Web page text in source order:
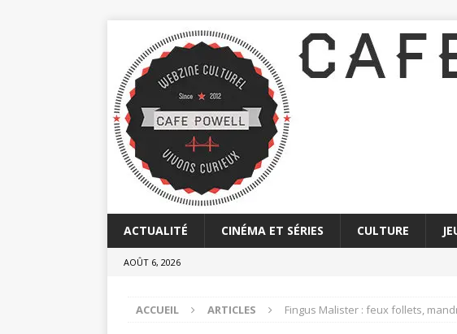
ACTUALITÉ CINÉMA ET SÉRIES CULTURE
AOÛT 6, 2026
ACCUEIL ARTICLES Fingus Malister : feux follets,